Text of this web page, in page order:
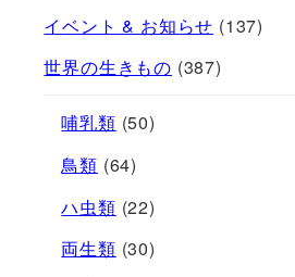
イベント & お知らせ (137)
世界の生きもの (387)
哺乳類 (50)
鳥類 (64)
ハ虫類 (22)
両生類 (30)